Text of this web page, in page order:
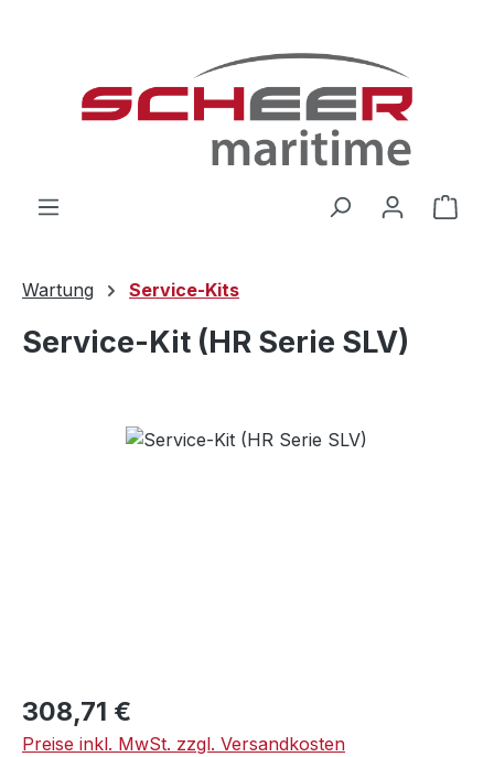
Wartung Service-Kits
Service-Kit (HR Serie SLV)
Bildergalerie überspringen
Regulärer Preis:
308,71 €
Preise inkl. MwSt. zzgl. Versandkosten